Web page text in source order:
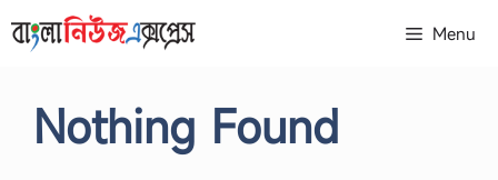
to
Menu
Nothing Found